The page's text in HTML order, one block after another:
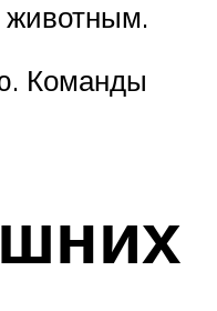
животным.
Команды